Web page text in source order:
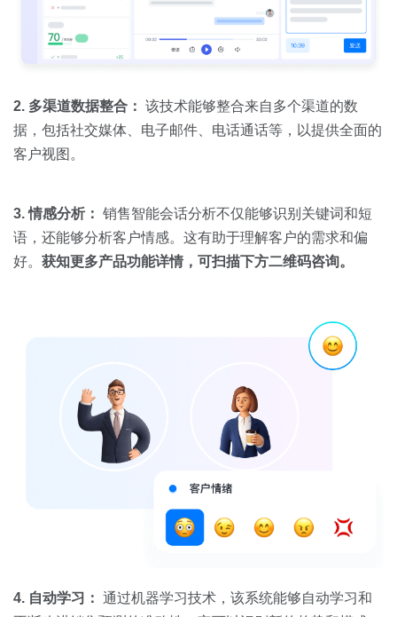
2. 多渠道数据整合： 该技术能够整合来自多个渠道的数
据，包括社交媒体、电子邮件、电话通话等，以提供全面的
客户视图。
3. 情感分析： 销售智能会话分析不仅能够识别关键词和短
语，还能够分析客户情感。这有助于理解客户的需求和偏
好。 获知更多产品功能详情，可扫描下方二维码咨询。
4. 自动学习： 通过机器学习技术，该系统能够自动学习和